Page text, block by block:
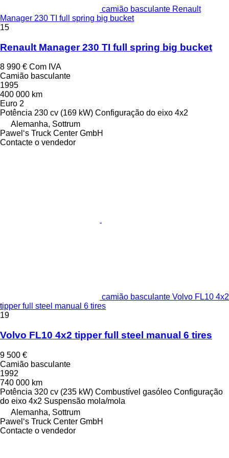
camião basculante Renault
Manager 230 TI full spring big bucket
15
Renault Manager 230 TI full spring big bucket
8 990 € Com IVA
Camião basculante
1995
400 000 km
Euro 2
Potência 230 cv (169 kW) Configuração do eixo 4x2
Alemanha, Sottrum
Pawel‘s Truck Center GmbH
Contacte o vendedor
camião basculante Volvo FL10 4x2
tipper full steel manual 6 tires
19
Volvo FL10 4x2 tipper full steel manual 6 tires
9 500 €
Camião basculante
1992
740 000 km
Potência 320 cv (235 kW) Combustível gasóleo Configuração
do eixo 4x2 Suspensão mola/mola
Alemanha, Sottrum
Pawel‘s Truck Center GmbH
Contacte o vendedor